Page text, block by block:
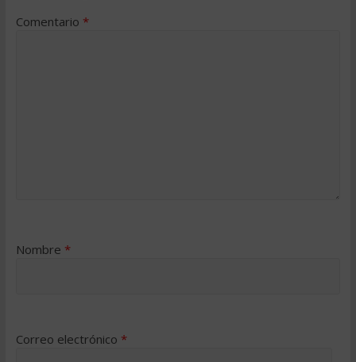
Comentario *
Nombre *
Correo electrónico *